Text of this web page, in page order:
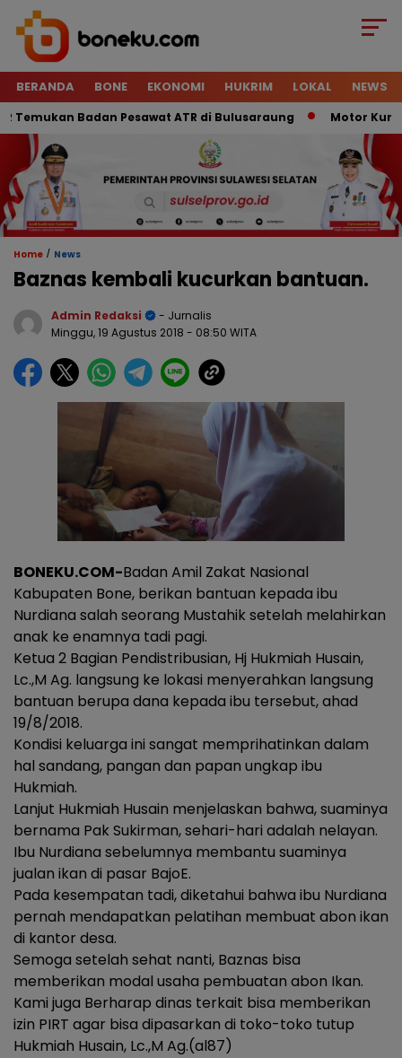
BERANDA BONE EKONOMI HUKRIM LOKAL NEWS
Badan Pesawat ATR di Bulusaraung Motor Kurir
Home / News
Baznas kembali kucurkan bantuan.
Admin Redaksi
- Jurnalis
Minggu, 19 Agustus 2018 - 08:50 WITA
BONEKU.COM-Badan Amil Zakat Nasional
Kabupaten Bone, berikan bantuan kepada ibu
Nurdiana salah seorang Mustahik setelah melahirkan
anak ke enamnya tadi pagi.
Ketua 2 Bagian Pendistribusian, Hj Hukmiah Husain,
Lc.,M Ag. langsung ke lokasi menyerahkan langsung
bantuan berupa dana kepada ibu tersebut, ahad
19/8/2018.
Kondisi keluarga ini sangat memprihatinkan dalam
hal sandang, pangan dan papan ungkap ibu
Hukmiah.
Lanjut Hukmiah Husain menjelaskan bahwa, suaminya
bernama Pak Sukirman, sehari-hari adalah nelayan.
Ibu Nurdiana sebelumnya membantu suaminya
jualan ikan di pasar BajoE.
Pada kesempatan tadi, diketahui bahwa ibu Nurdiana
pernah mendapatkan pelatihan membuat abon ikan
di kantor desa.
Semoga setelah sehat nanti, Baznas bisa
memberikan modal usaha pembuatan abon Ikan.
Kami juga Berharap dinas terkait bisa memberikan
izin PIRT agar bisa dipasarkan di toko-toko tutup
Hukmiah Husain, Lc.,M Ag.(al87)